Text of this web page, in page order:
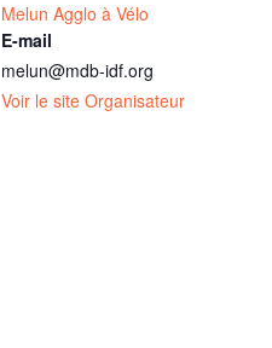
Melun Agglo à Vélo
E-mail
melun@mdb-idf.org
Voir le site Organisateur